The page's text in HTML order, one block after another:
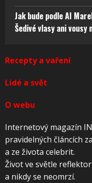
Jak bude podle AI
Šedivé vlasy ani vousy
Recepty a vaření
Lidé a svět
O webu
Internetový magazín
pravidelných článcích
a ze života celebrit.
Život ve světle
a nikdy se neomrzí.